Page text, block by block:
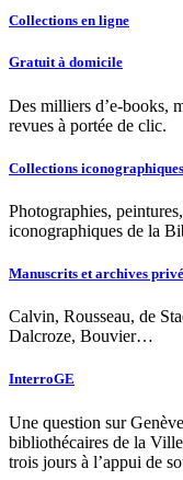
Collections en ligne
Gratuit à domicile
Des milliers d’e-books,
revues à portée de clic.
Collections
Photographies,
iconographiques de la
Manuscrits et archives
Calvin, Rousseau, de
Dalcroze, Bouvier…
InterroGE
Une question sur
bibliothécaires de la
trois jours à l’appui de